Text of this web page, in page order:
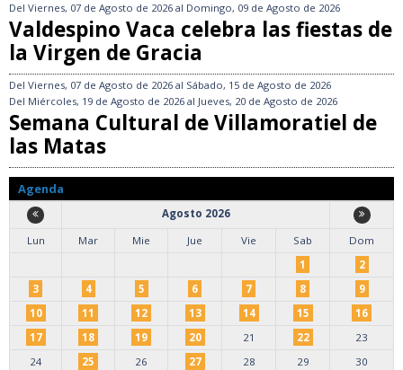
Del Viernes, 07 de Agosto de 2026 al Domingo, 09 de Agosto de 2026
Valdespino Vaca celebra las fiestas de
la Virgen de Gracia
Del Viernes, 07 de Agosto de 2026 al Sábado, 15 de Agosto de 2026
Del Miércoles, 19 de Agosto de 2026 al Jueves, 20 de Agosto de 2026
Semana Cultural de Villamoratiel de
las Matas
Agenda
Agosto 2026
Lun
Mar Mie Jue Vie Sab
Dom
1
2
3
4 5 6 7 8
9
10
11 12 13 14 15
16
17
18 19 20 21 22
23
24
25 26 27 28 29
30